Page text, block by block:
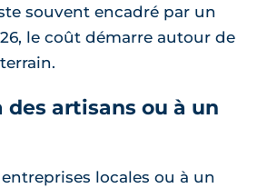
souvent encadré par un
le coût démarre autour de
des artisans ou à un
locales ou à un